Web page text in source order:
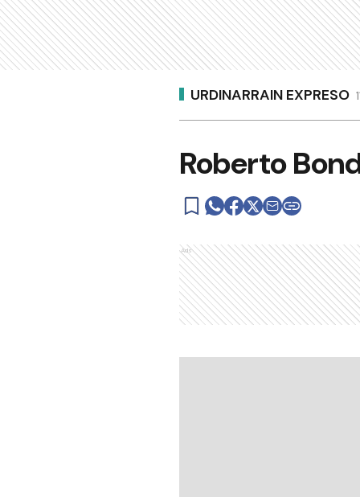
URDINARRAIN EXPRESO
Roberto
Ads